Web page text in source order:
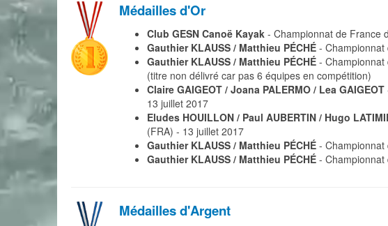
Médailles d'Or
Club GESN Canoë Kayak - Championnat de France
Gauthier KLAUSS / Matthieu PÉCHÉ -
Gauthier KLAUSS / Matthieu PÉCHÉ -
(titre non délivré car pas 6 équipes en compétition)
Claire GAIGEOT / Joana PALERMO / Lea GAIGEOT
13 juillet 2017
Eludes HOUILLON / Paul AUBERTIN / Hugo
(FRA) - 13 juillet 2017
Gauthier KLAUSS / Matthieu PÉCHÉ - Championnat
Gauthier KLAUSS / Matthieu PÉCHÉ -
Médailles d'Argent